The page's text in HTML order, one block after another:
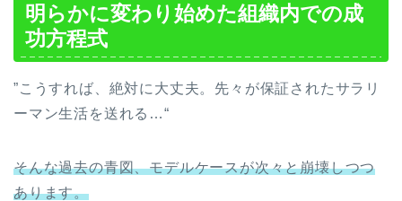
明らかに変わり始めた組織内での成
功方程式
”こうすれば、絶対に大丈夫。先々が保証されたサラリ
ーマン生活を送れる…“
そんな過去の青図、モデルケースが次々と崩壊しつつ
あります。